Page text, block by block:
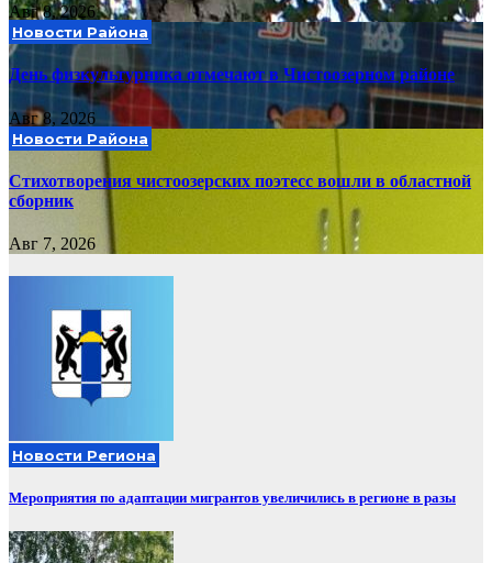
Авг 8, 2026
Новости Района
День физкультурника отмечают в Чистоозерном районе
Авг 8, 2026
Новости Района
Стихотворения чистоозерских поэтесс вошли в областной
сборник
Авг 7, 2026
Новости Региона
Мероприятия по адаптации мигрантов увеличились в регионе в разы